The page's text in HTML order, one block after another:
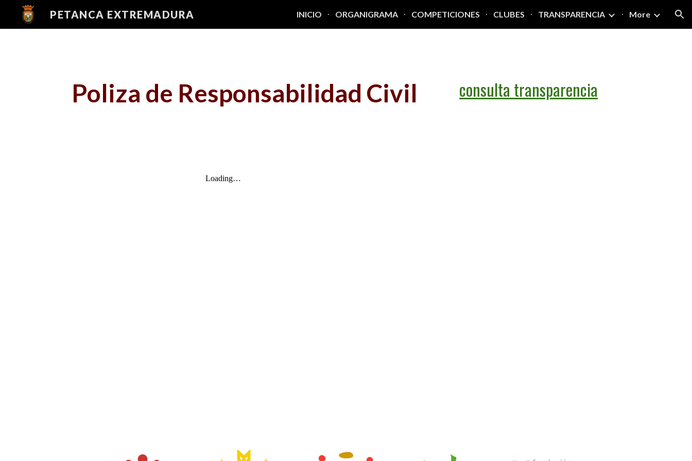
Skip to navigation
PETANCA EXTREMADURA INICIO ORGANIGRAMA COMPETICIONES CLUBES TRANSPARENCIA More
Poliza de Responsabilidad Civil consulta transparencia